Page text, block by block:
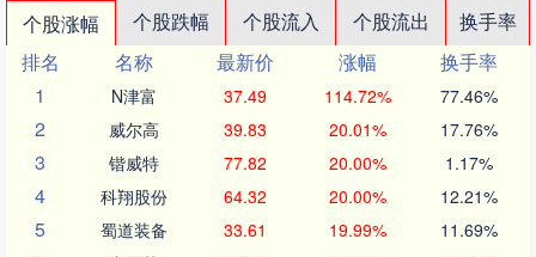
个股涨幅 个股跌幅 个股流入 个股流出
换手率
排名
名称 最新价 涨幅
换手率
1
N津富 37.49 114.72% 77.46%
2 威尔高 39.83 20.01% 17.76%
3 锴威特 77.82 20.00% 1.17%
4 科翔股份 64.32 20.00% 12.21%
5 蜀道装备 33.61 19.99% 11.69%